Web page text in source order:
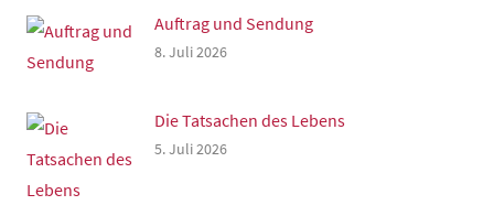
Auftrag und Sendung
8. Juli 2026
Die Tatsachen des Lebens
5. Juli 2026